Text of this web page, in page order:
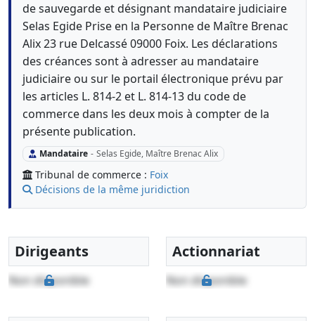
de sauvegarde et désignant mandataire judiciaire
Selas Egide Prise en la Personne de Maître Brenac
Alix 23 rue Delcassé 09000 Foix. Les déclarations
des créances sont à adresser au mandataire
judiciaire ou sur le portail électronique prévu par
les articles L. 814-2 et L. 814-13 du code de
commerce dans les deux mois à compter de la
présente publication.
Mandataire - Selas Egide, Maître Brenac Alix
Tribunal de commerce : Foix
Décisions de la même juridiction
Dirigeants
Non disponible
Actionnariat
Non disponible